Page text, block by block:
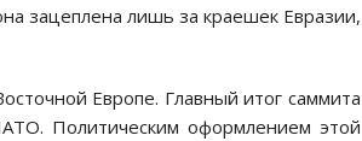
зацеплена лишь за краешек Евразии,
Европе. Главный итог саммита
Политическим оформлением этой